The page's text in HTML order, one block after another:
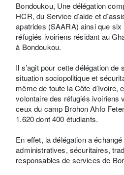
Bondoukou, Une délégation
HCR, du Service d’aide et
apatrides (SAARA) ainsi que
réfugiés ivoiriens résidant au
à Bondoukou.
Il s’agit pour cette délégation de
situation sociopolitique et
même de toute la Côte d’Ivoire,
volontaire des réfugiés ivoiriens
ceux du camp Brohon Ahfo
1.620 dont 400 étudiants.
En effet, la délégation a
administratives, sécuritaires,
responsables de services de